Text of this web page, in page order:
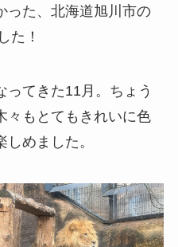
った、北海道旭川市の
た！
ってきた11月。ちょう
々もとてもきれいに色
めました。